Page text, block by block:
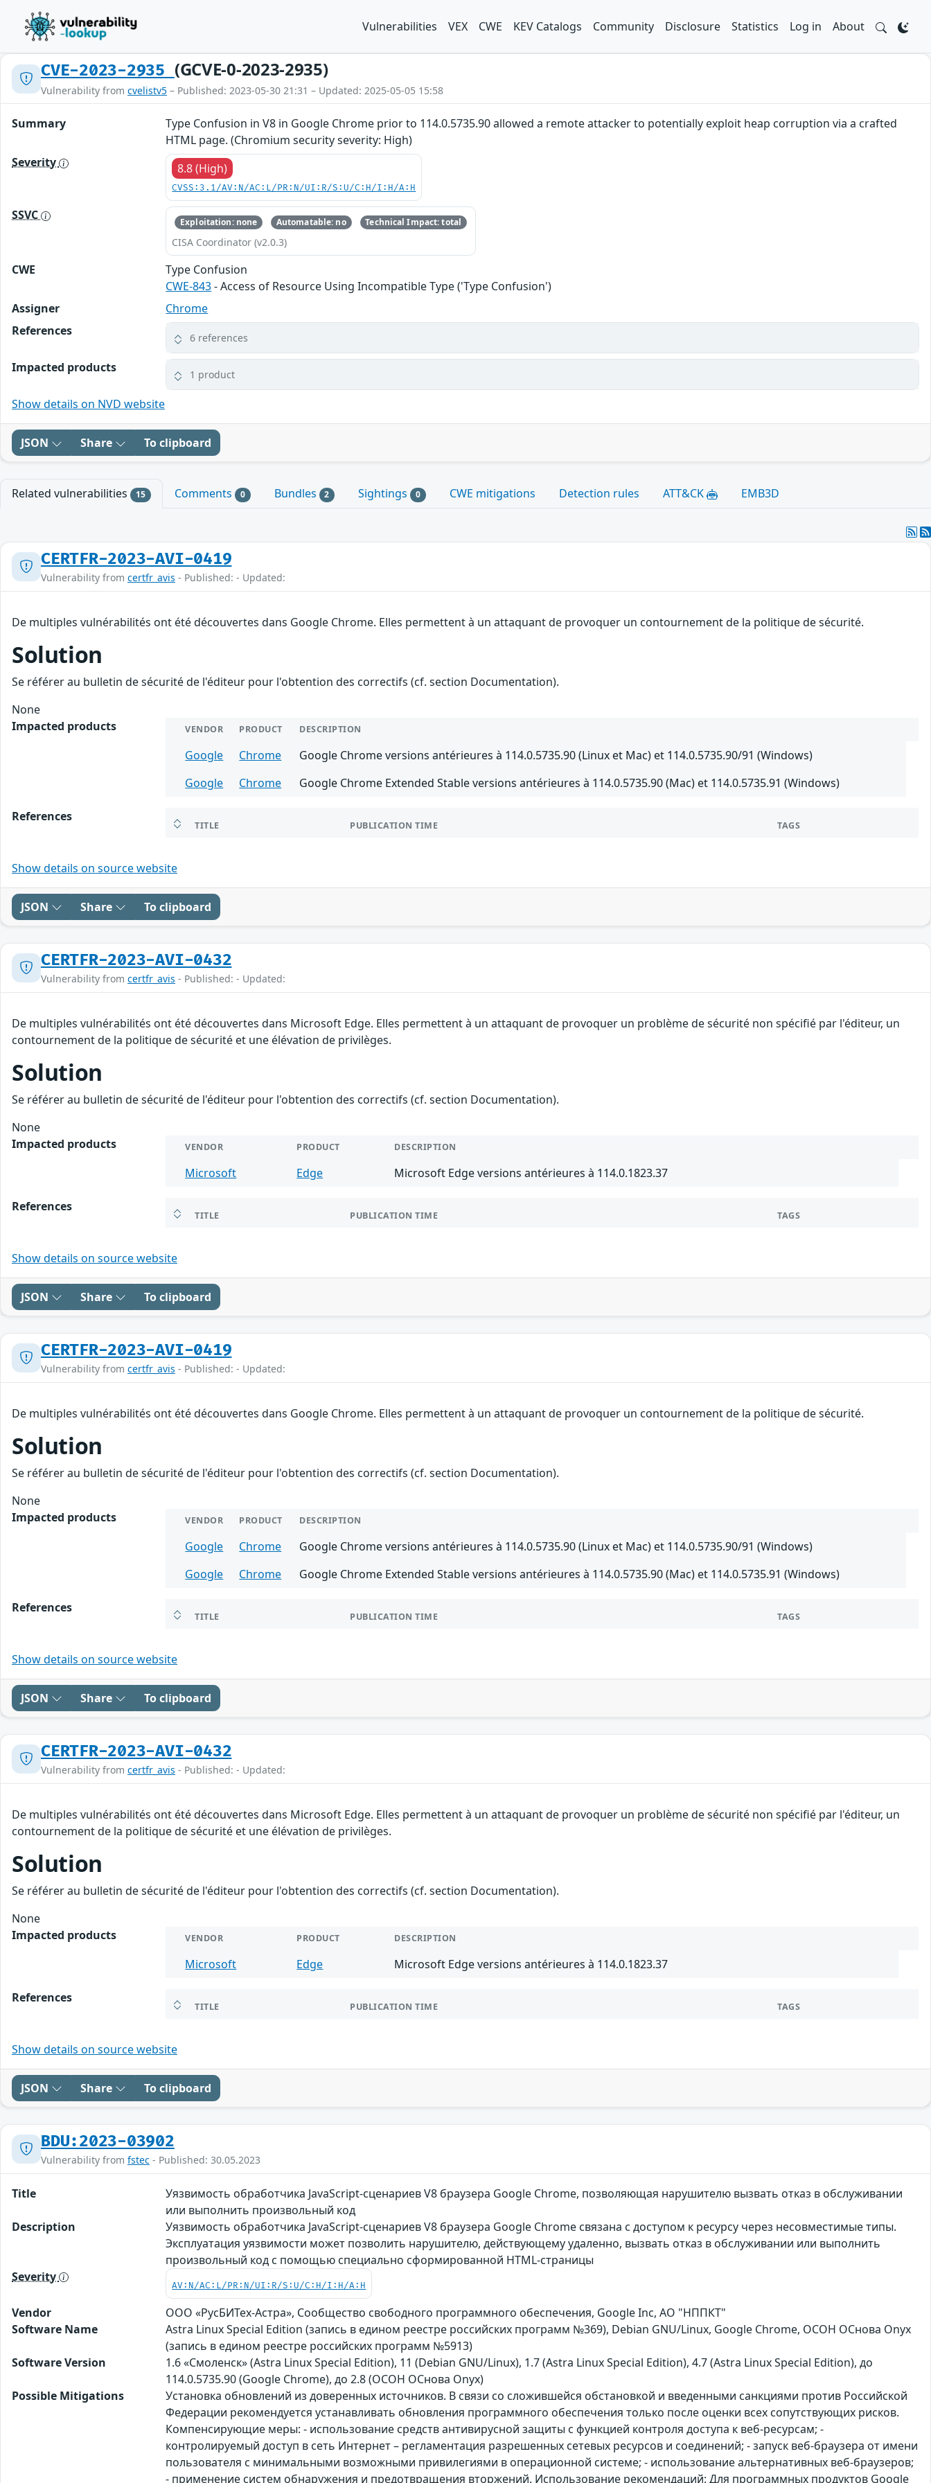
Vulnerabilities VEX CWE KEV Catalogs Community Disclosure Statistics Log in About
CVE-2023-2935 (GCVE-0-2023-2935)
Vulnerability from cvelistv5 – Published: 2023-05-30 21:31 – Updated: 2025-05-05 15:58
Summary
Type Confusion in V8 in Google Chrome prior to 114.0.5735.90 allowed a remote attacker to potentially exploit heap corruption via a crafted
HTML page. (Chromium security severity: High)
Severity
8.8 (High)
CVSS:3.1/AV:N/AC:L/PR:N/UI:R/S:U/C:H/I:H/A:H
SSVC Exploitation: none Automatable: no Technical Impact: total
CISA Coordinator (v2.0.3)
CWE
Type Confusion
CWE-843- Access of Resource Using Incompatible Type ('Type Confusion')
Assigner
Chrome
References
6 references
Impacted products 1 product
Show details on NVD website
JSON Share To clipboard
Related vulnerabilities 15 Comments 0 Bundles 2 Sightings 0 CWE mitigations Detection rules ATT&CK EMB3D
CERTFR-2023-AVI-0419
Vulnerability from certfr_avis - Published: - Updated:
De multiples vulnérabilités ont été découvertes dans Google Chrome. Elles permettent à un attaquant de provoquer un contournement de la politique de sécurité.
Solution
Se référer au bulletin de sécurité de l'éditeur pour l'obtention des correctifs (cf. section Documentation).
None
Impacted products
VENDOR PRODUCT DESCRIPTION
Google Chrome
Google Chrome versions antérieures à 114.0.5735.90 (Linux et Mac) et 114.0.5735.90/91 (Windows)
Google
Chrome Google Chrome Extended Stable versions antérieures à 114.0.5735.90 (Mac) et 114.0.5735.91 (Windows)
References
TITLE PUBLICATION TIME TAGS
Show details on source website
JSON Share To clipboard
CERTFR-2023-AVI-0432
Vulnerability from certfr_avis - Published: - Updated:
De multiples vulnérabilités ont été découvertes dans Microsoft Edge. Elles permettent à un attaquant de provoquer un problème de sécurité non spécifié par l'éditeur, un
contournement de la politique de sécurité et une élévation de privilèges.
Solution
Se référer au bulletin de sécurité de l'éditeur pour l'obtention des correctifs (cf. section Documentation).
None
Impacted products
VENDOR PRODUCT DESCRIPTION
Microsoft Edge Microsoft Edge versions antérieures à 114.0.1823.37
References
TITLE PUBLICATION TIME TAGS
Show details on source website
JSON Share To clipboard
CERTFR-2023-AVI-0419
Vulnerability from certfr_avis - Published: - Updated:
De multiples vulnérabilités ont été découvertes dans Google Chrome. Elles permettent à un attaquant de provoquer un contournement de la politique de sécurité.
Solution
Se référer au bulletin de sécurité de l'éditeur pour l'obtention des correctifs (cf. section Documentation).
None
Impacted products
VENDOR PRODUCT DESCRIPTION
Google Chrome
Google Chrome versions antérieures à 114.0.5735.90 (Linux et Mac) et 114.0.5735.90/91 (Windows)
Google
Chrome Google Chrome Extended Stable versions antérieures à 114.0.5735.90 (Mac) et 114.0.5735.91 (Windows)
References
TITLE PUBLICATION TIME TAGS
Show details on source website
JSON Share To clipboard
CERTFR-2023-AVI-0432
Vulnerability from certfr_avis - Published: - Updated:
De multiples vulnérabilités ont été découvertes dans Microsoft Edge. Elles permettent à un attaquant de provoquer un problème de sécurité non spécifié par l'éditeur, un
contournement de la politique de sécurité et une élévation de privilèges.
Solution
Se référer au bulletin de sécurité de l'éditeur pour l'obtention des correctifs (cf. section Documentation).
None
Impacted products
VENDOR PRODUCT DESCRIPTION
Microsoft Edge Microsoft Edge versions antérieures à 114.0.1823.37
References
TITLE PUBLICATION TIME TAGS
Show details on source website
JSON Share To clipboard
BDU:2023-03902
Vulnerability from fstec - Published: 30.05.2023
Title
Уязвимость обработчика JavaScript-сценариев V8 браузера Google Chrome, позволяющая нарушителю вызвать отказ в обслуживании
или выполнить произвольный код
Description
Уязвимость обработчика JavaScript-сценариев V8 браузера Google Chrome связана с доступом к ресурсу через несовместимые типы.
Эксплуатация уязвимости может позволить нарушителю, действующему удаленно, вызвать отказ в обслуживании или выполнить
произвольный код с помощью специально сформированной HTML-страницы
Severity
AV:N/AC:L/PR:N/UI:R/S:U/C:H/I:H/A:H
Vendor
ООО «РусБИТех-Астра», Сообщество свободного программного обеспечения, Google Inc, АО "НППКТ"
Software Name
Astra Linux Special Edition (запись в едином реестре российских программ №369), Debian GNU/Linux, Google Chrome, ОСОН ОСнова Оnyx
(запись в едином реестре российских программ №5913)
Software Version
1.6 «Смоленск» (Astra Linux Special Edition), 11 (Debian GNU/Linux), 1.7 (Astra Linux Special Edition), 4.7 (Astra Linux Special Edition), до
114.0.5735.90 (Google Chrome), до 2.8 (ОСОН ОСнова Оnyx)
Possible Mitigations
Установка обновлений из доверенных источников. В связи со сложившейся обстановкой и введенными санкциями против Российской
Федерации рекомендуется устанавливать обновления программного обеспечения только после оценки всех сопутствующих рисков.
Компенсирующие меры: - использование средств антивирусной защиты с функцией контроля доступа к веб-ресурсам; -
контролируемый доступ в сеть Интернет – регламентация разрешенных сетевых ресурсов и соединений; - запуск веб-браузера от имени
пользователя с минимальными возможными привилегиями в операционной системе; - использование альтернативных веб-браузеров;
- применение систем обнаружения и предотвращения вторжений. Использование рекомендаций: Для программных продуктов Google